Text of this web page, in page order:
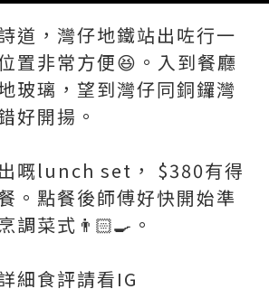
道，灣仔地鐵站出咗行一
置非常方便😆。入到餐廳
玻璃，望到灣仔同銅鑼灣
好開揚。
嘅lunch set， $380有得
。點餐後師傅好快開始準
調菜式👨🏻‍🍳。
細食評請看IG